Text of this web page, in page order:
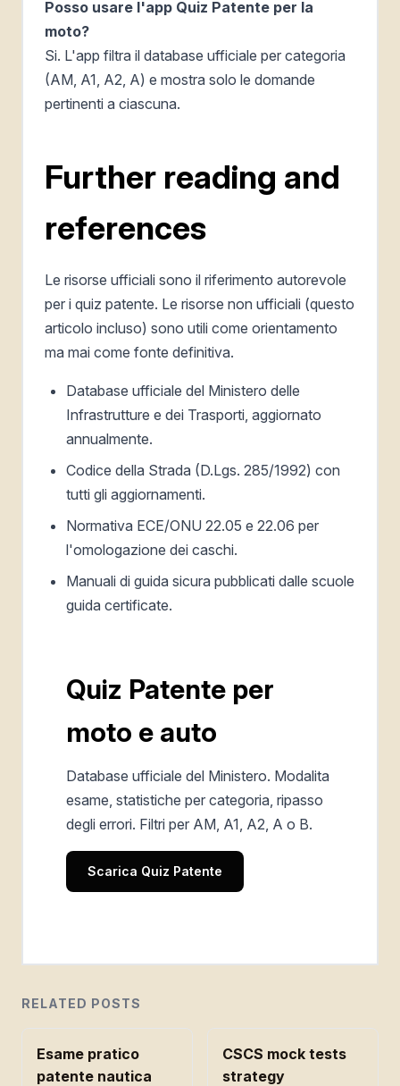
Posso usare l'app Quiz Patente per la
moto?
Si. L'app filtra il database ufficiale per categoria
(AM, A1, A2, A) e mostra solo le domande
pertinenti a ciascuna.
Further reading and
references
Le risorse ufficiali sono il riferimento autorevole
per i quiz patente. Le risorse non ufficiali (questo
articolo incluso) sono utili come orientamento
ma mai come fonte definitiva.
Database ufficiale del Ministero delle
Infrastrutture e dei Trasporti, aggiornato
annualmente.
Codice della Strada (D.Lgs. 285/1992) con
tutti gli aggiornamenti.
Normativa ECE/ONU 22.05 e 22.06 per
l'omologazione dei caschi.
Manuali di guida sicura pubblicati dalle scuole
guida certificate.
Quiz Patente per
moto e auto
Database ufficiale del Ministero. Modalita
esame, statistiche per categoria, ripasso
degli errori. Filtri per AM, A1, A2, A o B.
Scarica Quiz Patente
RELATED POSTS
Esame pratico
patente nautica
CSCS mock tests
strategy